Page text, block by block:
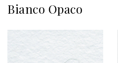
Bianco Opaco